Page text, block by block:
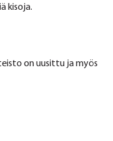
kisoja.
on uusittu ja myös